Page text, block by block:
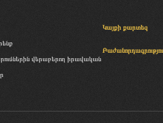
վերաբերող իրավական
Կայքի քարտեզ